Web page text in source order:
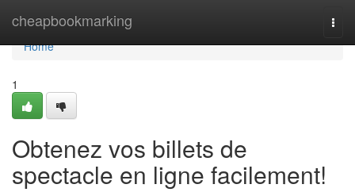
cheapbookmarking
Home
Home
1
Obtenez vos billets de
spectacle en ligne facilement!